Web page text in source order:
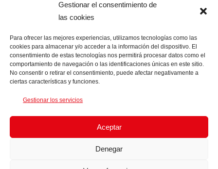
Gestionar el consentimiento de
las cookies
Para ofrecer las mejores experiencias, utilizamos tecnologías como las
cookies para almacenar y/o acceder a la información del dispositivo. El
consentimiento de estas tecnologías nos permitirá procesar datos como el
comportamiento de navegación o las identificaciones únicas en este sitio.
No consentir o retirar el consentimiento, puede afectar negativamente a
ciertas características y funciones.
Gestionar los servicios
Aceptar
Denegar
Extranet
ProAssist
SSLVPN
CONTACTA CON NOSOTROS